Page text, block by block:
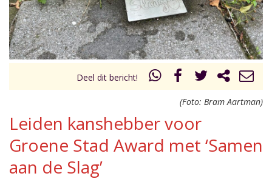
Deel dit bericht!
(Foto: Bram Aartman)
Leiden kanshebber voor
Groene Stad Award met ‘Samen
aan de Slag’